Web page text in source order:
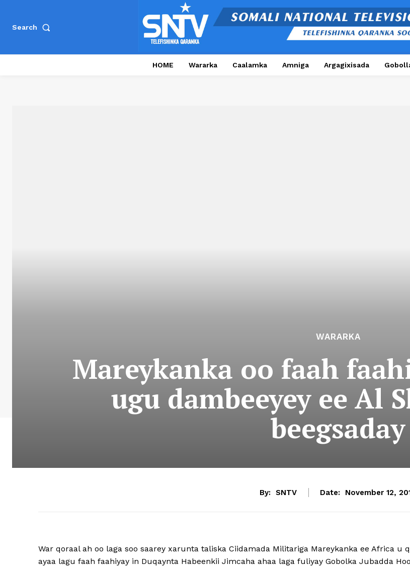
Search
HOME Wararka Caalamka Amniga Argagixisada
WARARKA
Mareykanka oo faah
ugu dambeeyey ee Al
beegsaday
By: SNTV Date: November 12,
War qoraal ah oo laga soo saarey xarunta taliska Ciidamada Militariga Mareykanka ee Africa u
ayaa lagu faah faahiyay in Duqaynta Habeenkii Jimcaha ahaa laga fuliyay Gobolka Jubadda